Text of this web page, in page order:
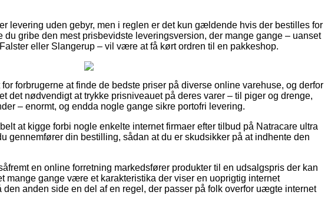
levering uden gebyr, men i reglen er det kun gældende hvis der bestilles for
du gribe den mest prisbevidste leveringsversion, der mange gange – uanset
eller Slangerup – vil være at få kørt ordren til en pakkeshop.
forbrugerne at finde de bedste priser på diverse online varehuse, og derfor
det nødvendigt at trykke prisniveauet på deres varer – til piger og drenge,
– enormt, og endda nogle gange sikre portofri levering.
at kigge forbi nogle enkelte internet firmaer efter tilbud på Natracare ultra
gennemfører din bestilling, sådan at du er skudsikker på at indhente den
en online forretning markedsfører produkter til en udsalgspris der kan
mange gange være et karakteristika der viser en uoprigtig internet
anden side en del af en regel, der passer på folk overfor uægte internet